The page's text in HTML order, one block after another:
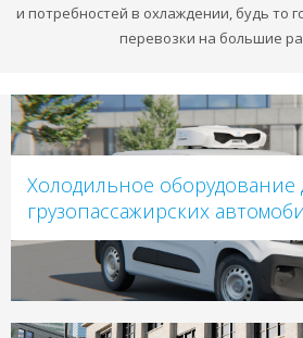
и потребностей в охлаждении, будь то
перевозки на большие
Холодильное оборудование
грузопассажирских